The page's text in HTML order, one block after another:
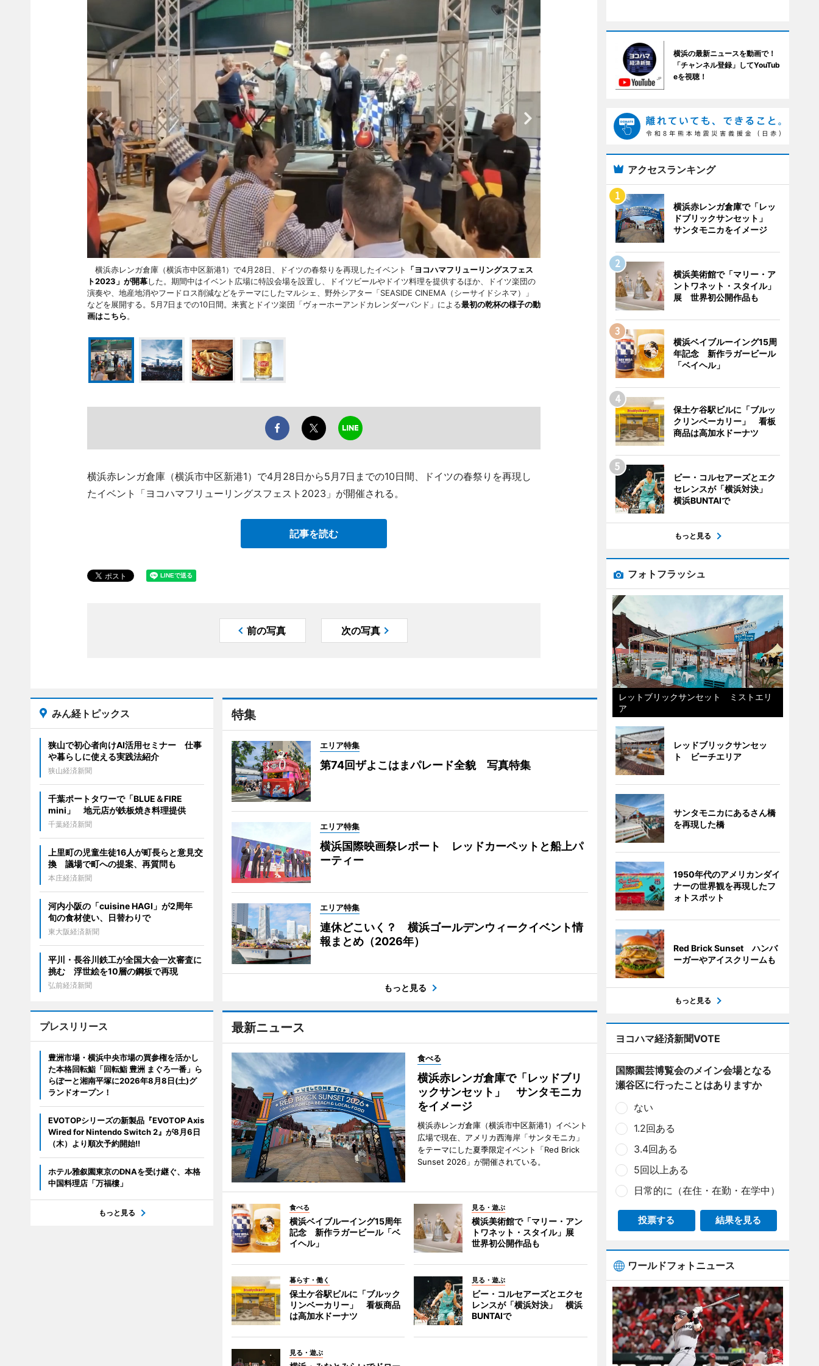
横浜赤レンガ倉庫（横浜市中区新港1）で4月28日、ドイツの春祭りを再現したイベント
「ヨコハマフリューリングスフェス
ト2023」が開幕した。期間中はイベント広場に特設会場を設置し、ドイツビールやドイツ料理を提供するほか、ドイツ楽団の
演奏や、地産地消やフードロス削減などをテーマにしたマルシェ、野外シアター「SEASIDE CINEMA（シーサイドシネマ）」
などを展開する。5月7日までの10日間。来賓とドイツ楽団「ヴォーホーアンドカレンダーバンド」による最初の乾杯の様子の動
画はこちら。
横浜赤レンガ倉庫（横浜市中区新港1）で4月28日から5月7日までの10日間、ドイツの春祭りを再現し
たイベント「ヨコハマフリューリングスフェスト2023」が開催される。
記事を読む
前の写真 次の写真
特集
エリア特集
第74回ザよこはまパレード全貌 写真特集
エリア特集
横浜国際映画祭レポート レッドカーペットと船上パ
ーティー
エリア特集
連休どこいく？ 横浜ゴールデンウィークイベント情
報まとめ（2026年）
もっと見る
最新ニュース
食べる
横浜赤レンガ倉庫で「レッドブリ
ックサンセット」 サンタモニカ
をイメージ
横浜赤レンガ倉庫（横浜市中区新港1）イベント
広場で現在、アメリカ西海岸「サンタモニカ」
をテーマにした夏季限定イベント「Red Brick
Sunset 2026」が開催されている。
食べる
横浜ベイブルーイング15周年
記念 新作ラガービール「ベ
イヘル」
見る・遊ぶ
横浜美術館で「マリー・アン
トワネット・スタイル」展
世界初公開作品も
暮らす・働く
保土ケ谷駅ビルに「ブルック
リンベーカリー」 看板商品
は高加水ドーナツ
見る・遊ぶ
ビー・コルセアーズとエクセ
レンスが「横浜対決」 横浜
BUNTAIで
見る・遊ぶ
みん経トピックス
狭山で初心者向けAI活用セミナー 仕事
や暮らしに使える実践法紹介
狭山経済新聞
千葉ポートタワーで「BLUE＆FIRE
mini」 地元店が鉄板焼き料理提供
千葉経済新聞
上里町の児童生徒16人が町長らと意見交
換 議場で町への提案、再質問も
本庄経済新聞
河内小阪の「cuisine HAGI」が2周年
旬の食材使い、日替わりで
東大阪経済新聞
平川・長谷川鉄工が全国大会一次審査に
挑む 浮世絵を10層の鋼板で再現
弘前経済新聞
プレスリリース
豊洲市場・横浜中央市場の買参権を活かし
た本格回転鮨「回転鮨 豊洲 まぐろ一番」ら
らぽーと湘南平塚に2026年8月8日(土)グ
ランドオープン！
EVOTOPシリーズの新製品『EVOTOP Axis
Wired for Nintendo Switch 2』が8月6日
（木）より順次予約開始!!
ホテル雅叙園東京のDNAを受け継ぐ、本格
中国料理店「万福樓」
もっと見る
横浜の最新ニュースを動画で！
「チャンネル登録」してYouTub
eを視聴！
アクセスランキング
横浜赤レンガ倉庫で「レッ
ドブリックサンセット」
サンタモニカをイメージ
横浜美術館で「マリー・ア
ントワネット・スタイル」
展 世界初公開作品も
横浜ベイブルーイング15周
年記念 新作ラガービール
「ベイヘル」
保土ケ谷駅ビルに「ブルッ
クリンベーカリー」 看板
商品は高加水ドーナツ
ビー・コルセアーズとエク
セレンスが「横浜対決」
横浜BUNTAIで
もっと見る
フォトフラッシュ
レットブリックサンセット ミストエリ
ア
レッドブリックサンセッ
ト ビーチエリア
サンタモニカにあるさん橋
を再現した橋
1950年代のアメリカンダイ
ナーの世界観を再現したフ
ォトスポット
Red Brick Sunset ハンバ
ーガーやアイスクリームも
もっと見る
ヨコハマ経済新聞VOTE
国際園芸博覧会のメイン会場となる
瀬谷区に行ったことはありますか
ない
1.2回ある
3.4回ある
5回以上ある
日常的に（在住・在勤・在学中）
投票する 結果を見る
ワールドフォトニュース